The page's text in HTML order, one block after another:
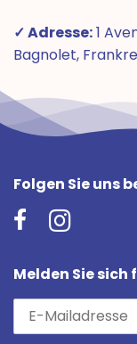
✓ Adresse:1
Bagnolet,
Folgen Sie uns
Melden Sie